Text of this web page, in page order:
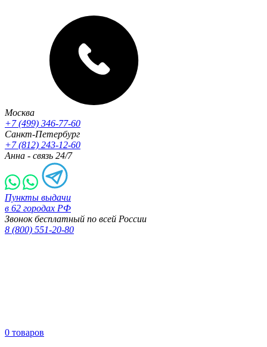
Москва
+7 (499) 346-77-60
Санкт-Петербург
+7 (812) 243-12-60
Анна - связь 24/7
Пункты выдачи
в 62 городах РФ
Звонок бесплатный по всей России
8 (800) 551-20-80
0 товаров